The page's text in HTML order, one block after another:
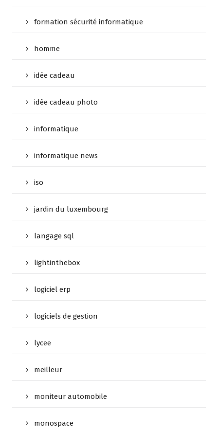
formation sécurité informatique
homme
idée cadeau
idée cadeau photo
informatique
informatique news
iso
jardin du luxembourg
langage sql
lightinthebox
logiciel erp
logiciels de gestion
lycee
meilleur
moniteur automobile
monospace